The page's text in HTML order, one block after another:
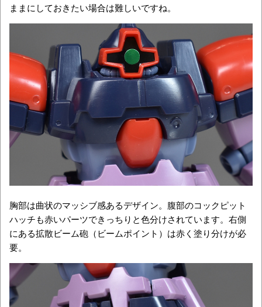
ままにしておきたい場合は難しいですね。
胸部は曲状のマッシブ感あるデザイン。腹部のコックピット
ハッチも赤いパーツできっちりと色分けされています。右側
にある拡散ビーム砲（ビームポイント）は赤く塗り分けが必
要。